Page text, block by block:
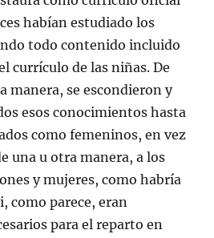
habían estudiado los
todo contenido incluido
currículo de las niñas. De
manera, se escondieron y
esos conocimientos hasta
como femeninos, en vez
una u otra manera, a los
y mujeres, como habría
como parece, eran
para el reparto en